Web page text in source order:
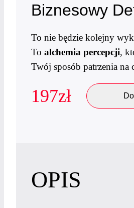
Biznesowy
To nie będzie kolejny
To alchemia percepcji,
Twój sposób patrzenia na
197zł
OPIS